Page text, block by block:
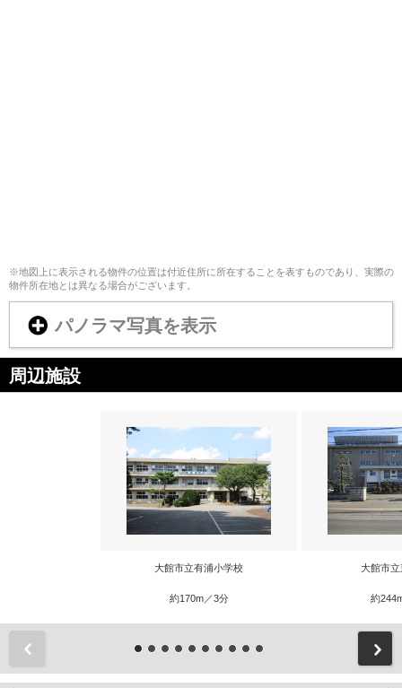
※地図上に表示される物件の位置は付近住所に所在することを表すものであり、実際の
物件所在地とは異なる場合がございます。
パノラマ写真を表示
周辺施設
大館市立有浦小学校
約170m／3分
大館市
約